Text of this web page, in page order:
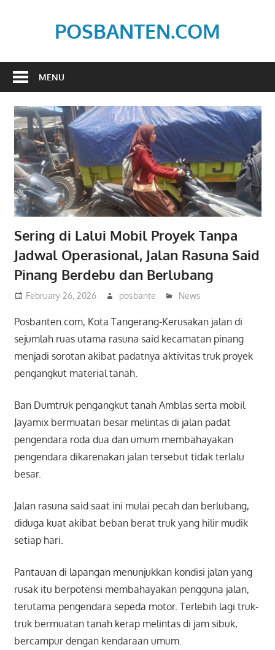
POSBANTEN.COM
Dan
Aspirasi
Rakyat
MENU
Sering di Lalui Mobil Proyek Tanpa
Jadwal Operasional, Jalan Rasuna Said
Pinang Berdebu dan Berlubang
February 26, 2026 posbante News
Posbanten.com, Kota Tangerang-Kerusakan jalan di
sejumlah ruas utama rasuna said kecamatan pinang
menjadi sorotan akibat padatnya aktivitas truk proyek
pengangkut material tanah.
Ban Dumtruk pengangkut tanah Amblas serta mobil
Jayamix bermuatan besar melintas di jalan padat
pengendara roda dua dan umum membahayakan
pengendara dikarenakan jalan tersebut tidak terlalu
besar.
Jalan rasuna said saat ini mulai pecah dan berlubang,
diduga kuat akibat beban berat truk yang hilir mudik
setiap hari.
Pantauan di lapangan menunjukkan kondisi jalan yang
rusak itu berpotensi membahayakan pengguna jalan,
terutama pengendara sepeda motor. Terlebih lagi truk-
truk bermuatan tanah kerap melintas di jam sibuk,
bercampur dengan kendaraan umum.